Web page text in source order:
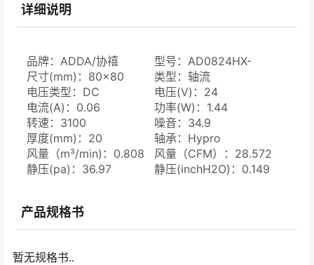
详细说明
品牌：ADDA/协禧
型号：AD0824HX-
C76(T)
尺寸(mm)：80×80
类型：轴流
电压类型：DC
电压(V)：24
电流(A)：0.06
功率(W)：1.44
转速：3100
噪音：34.9
厚度(mm)：20
轴承：Hypro
风量（m³/min)：0.808
风量（CFM）：28.572
静压(pa)：36.97
静压(inchH2O)：0.149
产品规格书
暂无规格书..